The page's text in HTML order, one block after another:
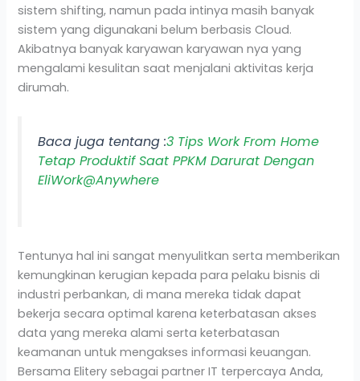
sistem shifting, namun pada intinya masih banyak
sistem yang digunakani belum berbasis Cloud.
Akibatnya banyak karyawan karyawan nya yang
mengalami kesulitan saat menjalani aktivitas kerja
dirumah.
Baca juga tentang :3 Tips Work From Home
Tetap Produktif Saat PPKM Darurat Dengan
EliWork@Anywhere
Tentunya hal ini sangat menyulitkan serta memberikan
kemungkinan kerugian kepada para pelaku bisnis di
industri perbankan, di mana mereka tidak dapat
bekerja secara optimal karena keterbatasan akses
data yang mereka alami serta keterbatasan
keamanan untuk mengakses informasi keuangan.
Bersama Elitery sebagai partner IT terpercaya Anda,